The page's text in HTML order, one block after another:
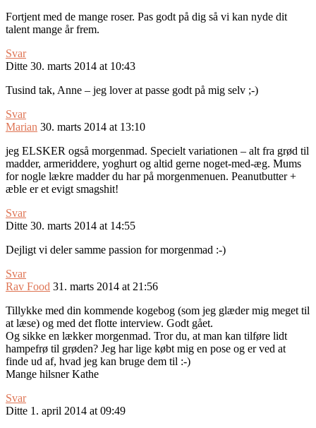
Fortjent med de mange roser. Pas godt på dig så vi kan nyde dit
talent mange år frem.
Svar
Ditte 30. marts 2014 at 10:43
Tusind tak, Anne – jeg lover at passe godt på mig selv ;-)
Svar
Marian 30. marts 2014 at 13:10
jeg ELSKER også morgenmad. Specielt variationen – alt fra grød til
madder, armeriddere, yoghurt og altid gerne noget-med-æg. Mums
for nogle lækre madder du har på morgenmenuen. Peanutbutter +
æble er et evigt smagshit!
Svar
Ditte 30. marts 2014 at 14:55
Dejligt vi deler samme passion for morgenmad :-)
Svar
Rav Food 31. marts 2014 at 21:56
Tillykke med din kommende kogebog (som jeg glæder mig meget til
at læse) og med det flotte interview. Godt gået.
Og sikke en lækker morgenmad. Tror du, at man kan tilføre lidt
hampefrø til grøden? Jeg har lige købt mig en pose og er ved at
finde ud af, hvad jeg kan bruge dem til :-)
Mange hilsner Kathe
Svar
Ditte 1. april 2014 at 09:49